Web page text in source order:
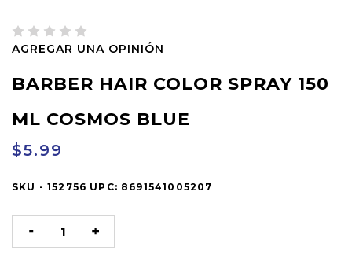
AGREGAR UNA OPINIÓN
BARBER HAIR COLOR SPRAY 150
ML COSMOS BLUE
$5.99
OUT
SKU - 152756 UPC: 8691541005207
DISMINUIR
LA
AUMENTAR
LA